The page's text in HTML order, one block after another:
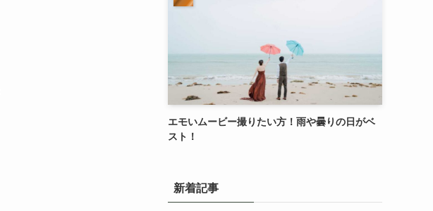
エモいムービー撮りたい方！雨や曇りの日がベ
スト！
新着記事